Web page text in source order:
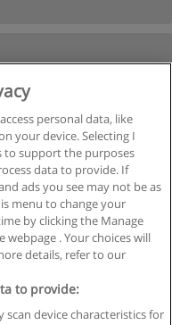
personal data, like
your device. Selecting I
to support the purposes
data to provide. If
ads you see may not be as
menu to change your
by clicking the Manage
. Your choices will
details, refer to our
to provide:
scan device characteristics for